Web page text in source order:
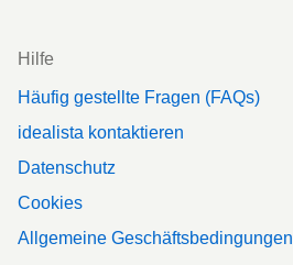
Hilfe
Häufig gestellte Fragen (FAQs)
idealista kontaktieren
Datenschutz
Cookies
Allgemeine Geschäftsbedingungen